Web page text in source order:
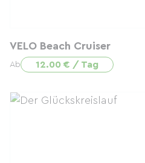
VELO Beach Cruiser
Ab 12.00 € / Tag